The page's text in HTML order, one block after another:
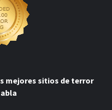
mejores sitios de terror